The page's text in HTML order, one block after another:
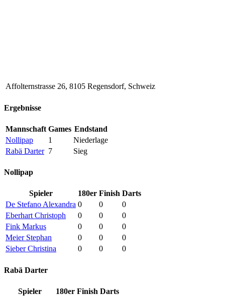
Affolternstrasse 26, 8105 Regensdorf, Schweiz
Ergebnisse
Mannschaft Games Endstand
Nollipap
1
Niederlage
Rabä Darter 7 Sieg
Nollipap
Spieler 180er Finish Darts
De Stefano Alexandra 0 0
0
Eberhart Christoph
0 0
0
Fink Markus
0 0
0
Meier Stephan
0 0
0
Sieber Christina
0 0 0
Rabä Darter
Spieler 180er Finish Darts